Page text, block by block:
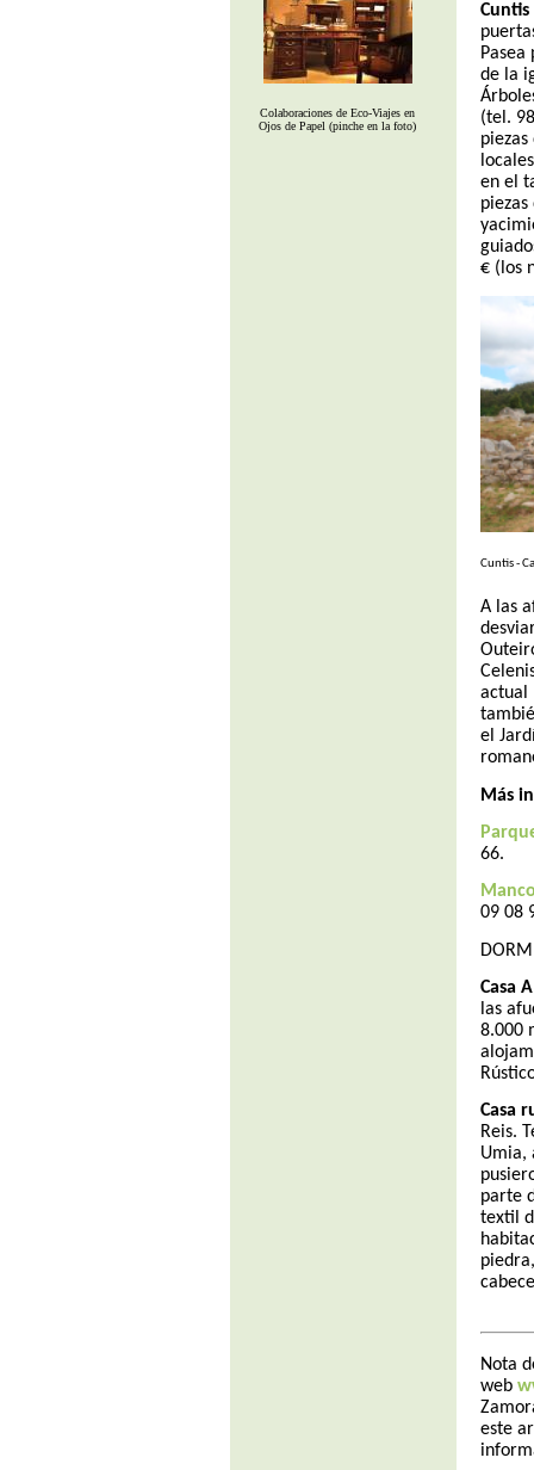
Colaboraciones de Eco-Viajes en
Ojos de Papel (pinche en la foto)
Cuntis
de la
(tel.
en el
€ (los
Cuntis -
A las
actual
el
Más
66.
09 08
Casa
las
8.000
Casa
Reis.
Umia,
parte
textil
Nota
web
este